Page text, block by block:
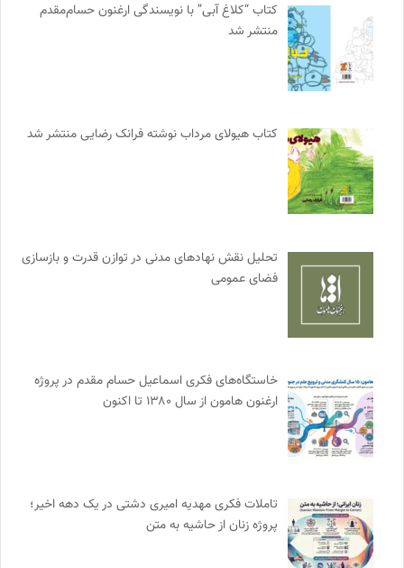
کتاب “کلاغ آبی” با نویسندگی ارغنون حسام‌مقدم
منتشر شد
کتاب هیولای مرداب نوشته فرانک رضایی منتشر شد
تحلیل نقش نهادهای مدنی در توازن قدرت و بازسازی
فضای عمومی
خاستگاه‌های فکری اسماعیل حسام مقدم در پروژه
ارغنون هامون از سال ۱۳۸۰ تا اکنون
تاملات فکری مهدیه امیری دشتی در یک دهه اخیر؛
پروژه زنان از حاشیه به متن